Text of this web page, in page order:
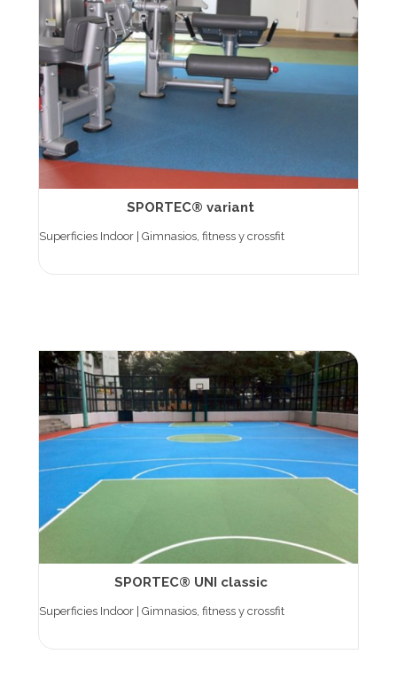
SPORTEC® variant
Superficies Indoor | Gimnasios, fitness y crossfit
SPORTEC® UNI classic
Superficies Indoor | Gimnasios, fitness y crossfit